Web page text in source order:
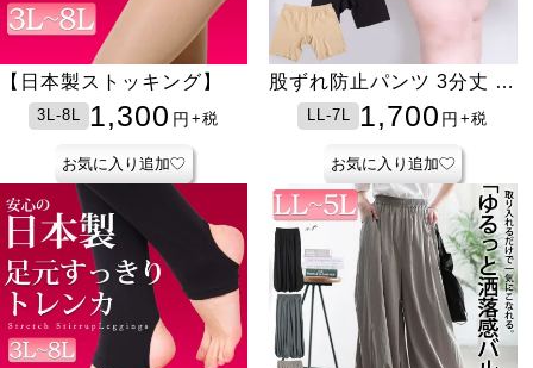
【日本製ストッキング】
3L-8L 1,300 円 +税
お気に入り追加
股ずれ防止パンツ 3分丈 秋
冬春用LL-7L 1,700 円 +税
お気に入り追加